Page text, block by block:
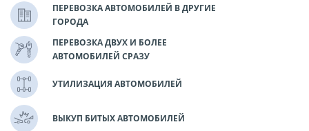
ПЕРЕВОЗКА АВТОМОБИЛЕЙ В ДРУГИЕ
ГОРОДА
ПЕРЕВОЗКА ДВУХ И БОЛЕЕ
АВТОМОБИЛЕЙ СРАЗУ
УТИЛИЗАЦИЯ АВТОМОБИЛЕЙ
ВЫКУП БИТЫХ АВТОМОБИЛЕЙ